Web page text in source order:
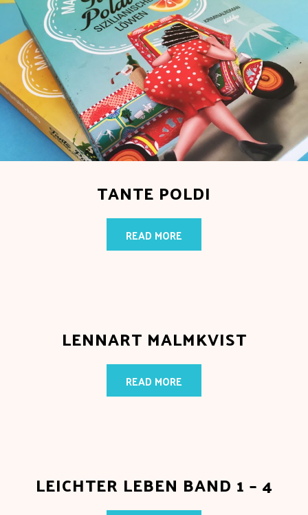
TANTE POLDI
READ MORE
LENNART MALMKVIST
READ MORE
LEICHTER LEBEN BAND 1 – 4